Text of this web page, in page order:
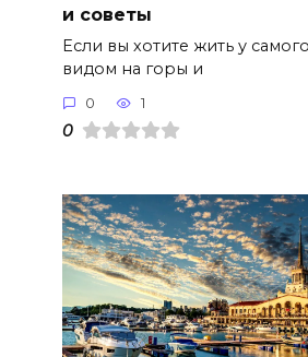
и советы
Если вы хотите жить у
видом на горы и
0 1
0